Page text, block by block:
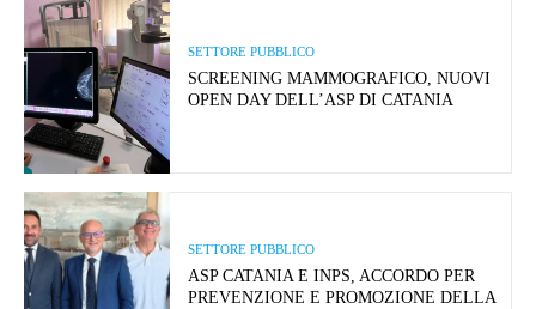
SETTORE PUBBLICO
SCREENING MAMMOGRAFICO, NUOVI
OPEN DAY DELL’ASP DI CATANIA
SETTORE PUBBLICO
ASP CATANIA E INPS, ACCORDO PER
PREVENZIONE E PROMOZIONE DELLA